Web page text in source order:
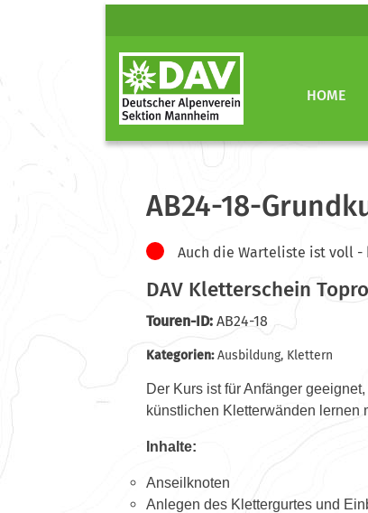
HOME
AB24-18-
Auch die Warteliste ist voll -
DAV Kletterschein
Touren-ID: AB24-18
Kategorien:Ausbildung, Klettern
Der Kurs ist für Anfänger
künstlichen Kletterwänden lernen
Inhalte:
Anseilknoten
Anlegen des Klettergurtes und